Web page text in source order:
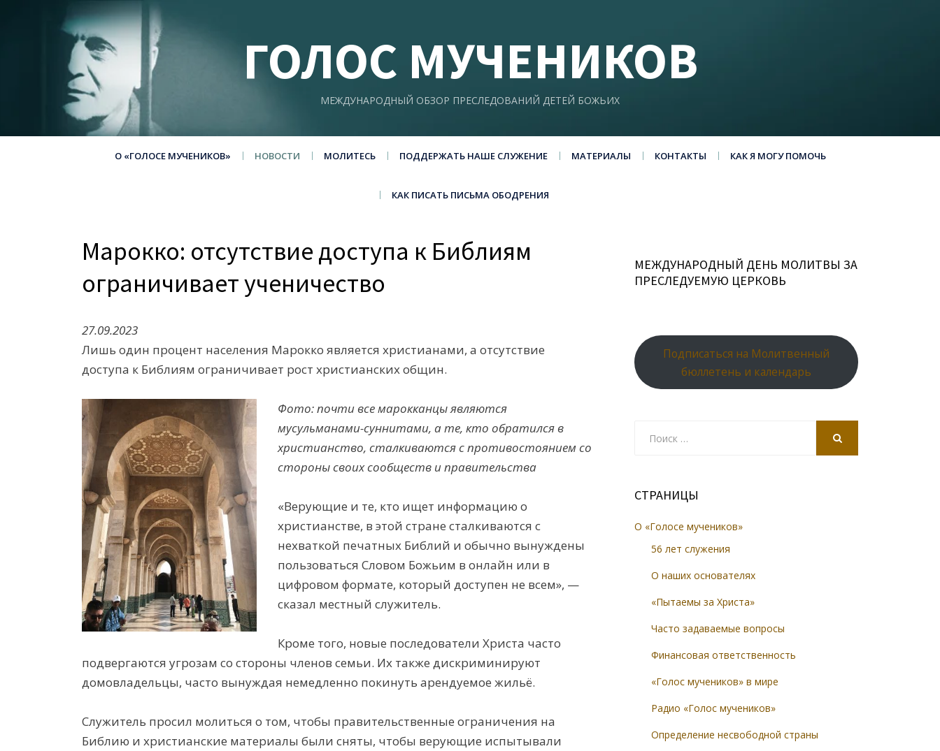
ГОЛОС МУЧЕНИКОВ
МЕЖДУНАРОДНЫЙ ОБЗОР ПРЕСЛЕДОВАНИЙ ДЕТЕЙ БОЖЬИХ
О «ГОЛОСЕ МУЧЕНИКОВ» НОВОСТИ МОЛИТЕСЬ ПОДДЕРЖАТЬ НАШЕ СЛУЖЕНИЕ МАТЕРИАЛЫ КОНТАКТЫ КАК Я МОГУ ПОМОЧЬ
КАК ПИСАТЬ ПИСЬМА ОБОДРЕНИЯ
Марокко: отсутствие доступа к Библиям
ограничивает ученичество
27.09.2023
Лишь один процент населения Марокко является христианами, а отсутствие
доступа к Библиям ограничивает рост христианских общин.
Фото: почти все марокканцы являются
мусульманами-суннитами, а те, кто обратился в
христианство, сталкиваются с противостоянием со
стороны своих сообществ и правительства
«Верующие и те, кто ищет информацию о
христианстве, в этой стране сталкиваются с
нехваткой печатных Библий и обычно вынуждены
пользоваться Словом Божьим в онлайн или в
цифровом формате, который доступен не всем», —
сказал местный служитель.
Кроме того, новые последователи Христа часто
подвергаются угрозам со стороны членов семьи. Их также дискриминируют
домовладельцы, часто вынуждая немедленно покинуть арендуемое жильё.
Служитель просил молиться о том, чтобы правительственные ограничения на
Библию и христианские материалы были сняты, чтобы верующие испытывали
МЕЖДУНАРОДНЫЙ ДЕНЬ МОЛИТВЫ ЗА
ПРЕСЛЕДУЕМУЮ ЦЕРКОВЬ
Подписаться на Молитвенный
бюллетень и календарь
СТРАНИЦЫ
О «Голосе мучеников»
56 лет служения
О наших основателях
«Пытаемы за Христа»
Часто задаваемые вопросы
Финансовая ответственность
«Голос мучеников» в мире
Радио «Голос мучеников»
Определение несвободной страны